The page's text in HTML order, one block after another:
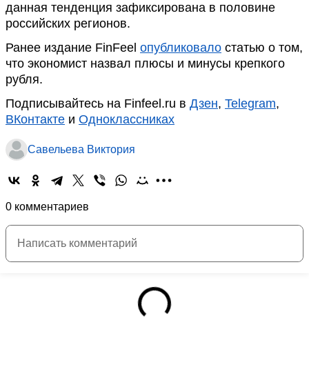
данная тенденция зафиксирована в половине
российских регионов.
Ранее издание FinFeel опубликовало статью о том,
что экономист назвал плюсы и минусы крепкого
рубля.
Подписывайтесь на Finfeel.ru в Дзен, Telegram,
ВКонтакте и Одноклассниках
Савельева Виктория
0 комментариев